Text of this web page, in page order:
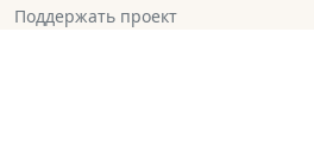
Поддержать проект